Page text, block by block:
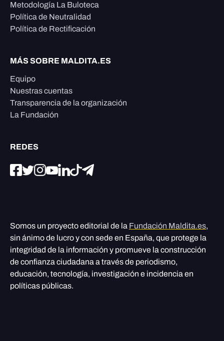
Metodología La Buloteca
Política de Neutralidad
Política de Rectificación
MÁS SOBRE MALDITA.ES
Equipo
Nuestras cuentas
Transparencia de la organización
La Fundación
REDES
Somos un proyecto editorial de la Fundación Maldita.es,
sin ánimo de lucro y con sede en España, que protege la
integridad de la información y promueve la construcción
de confianza ciudadana a través de periodismo,
educación, tecnología, investigación e incidencia en
políticas públicas.